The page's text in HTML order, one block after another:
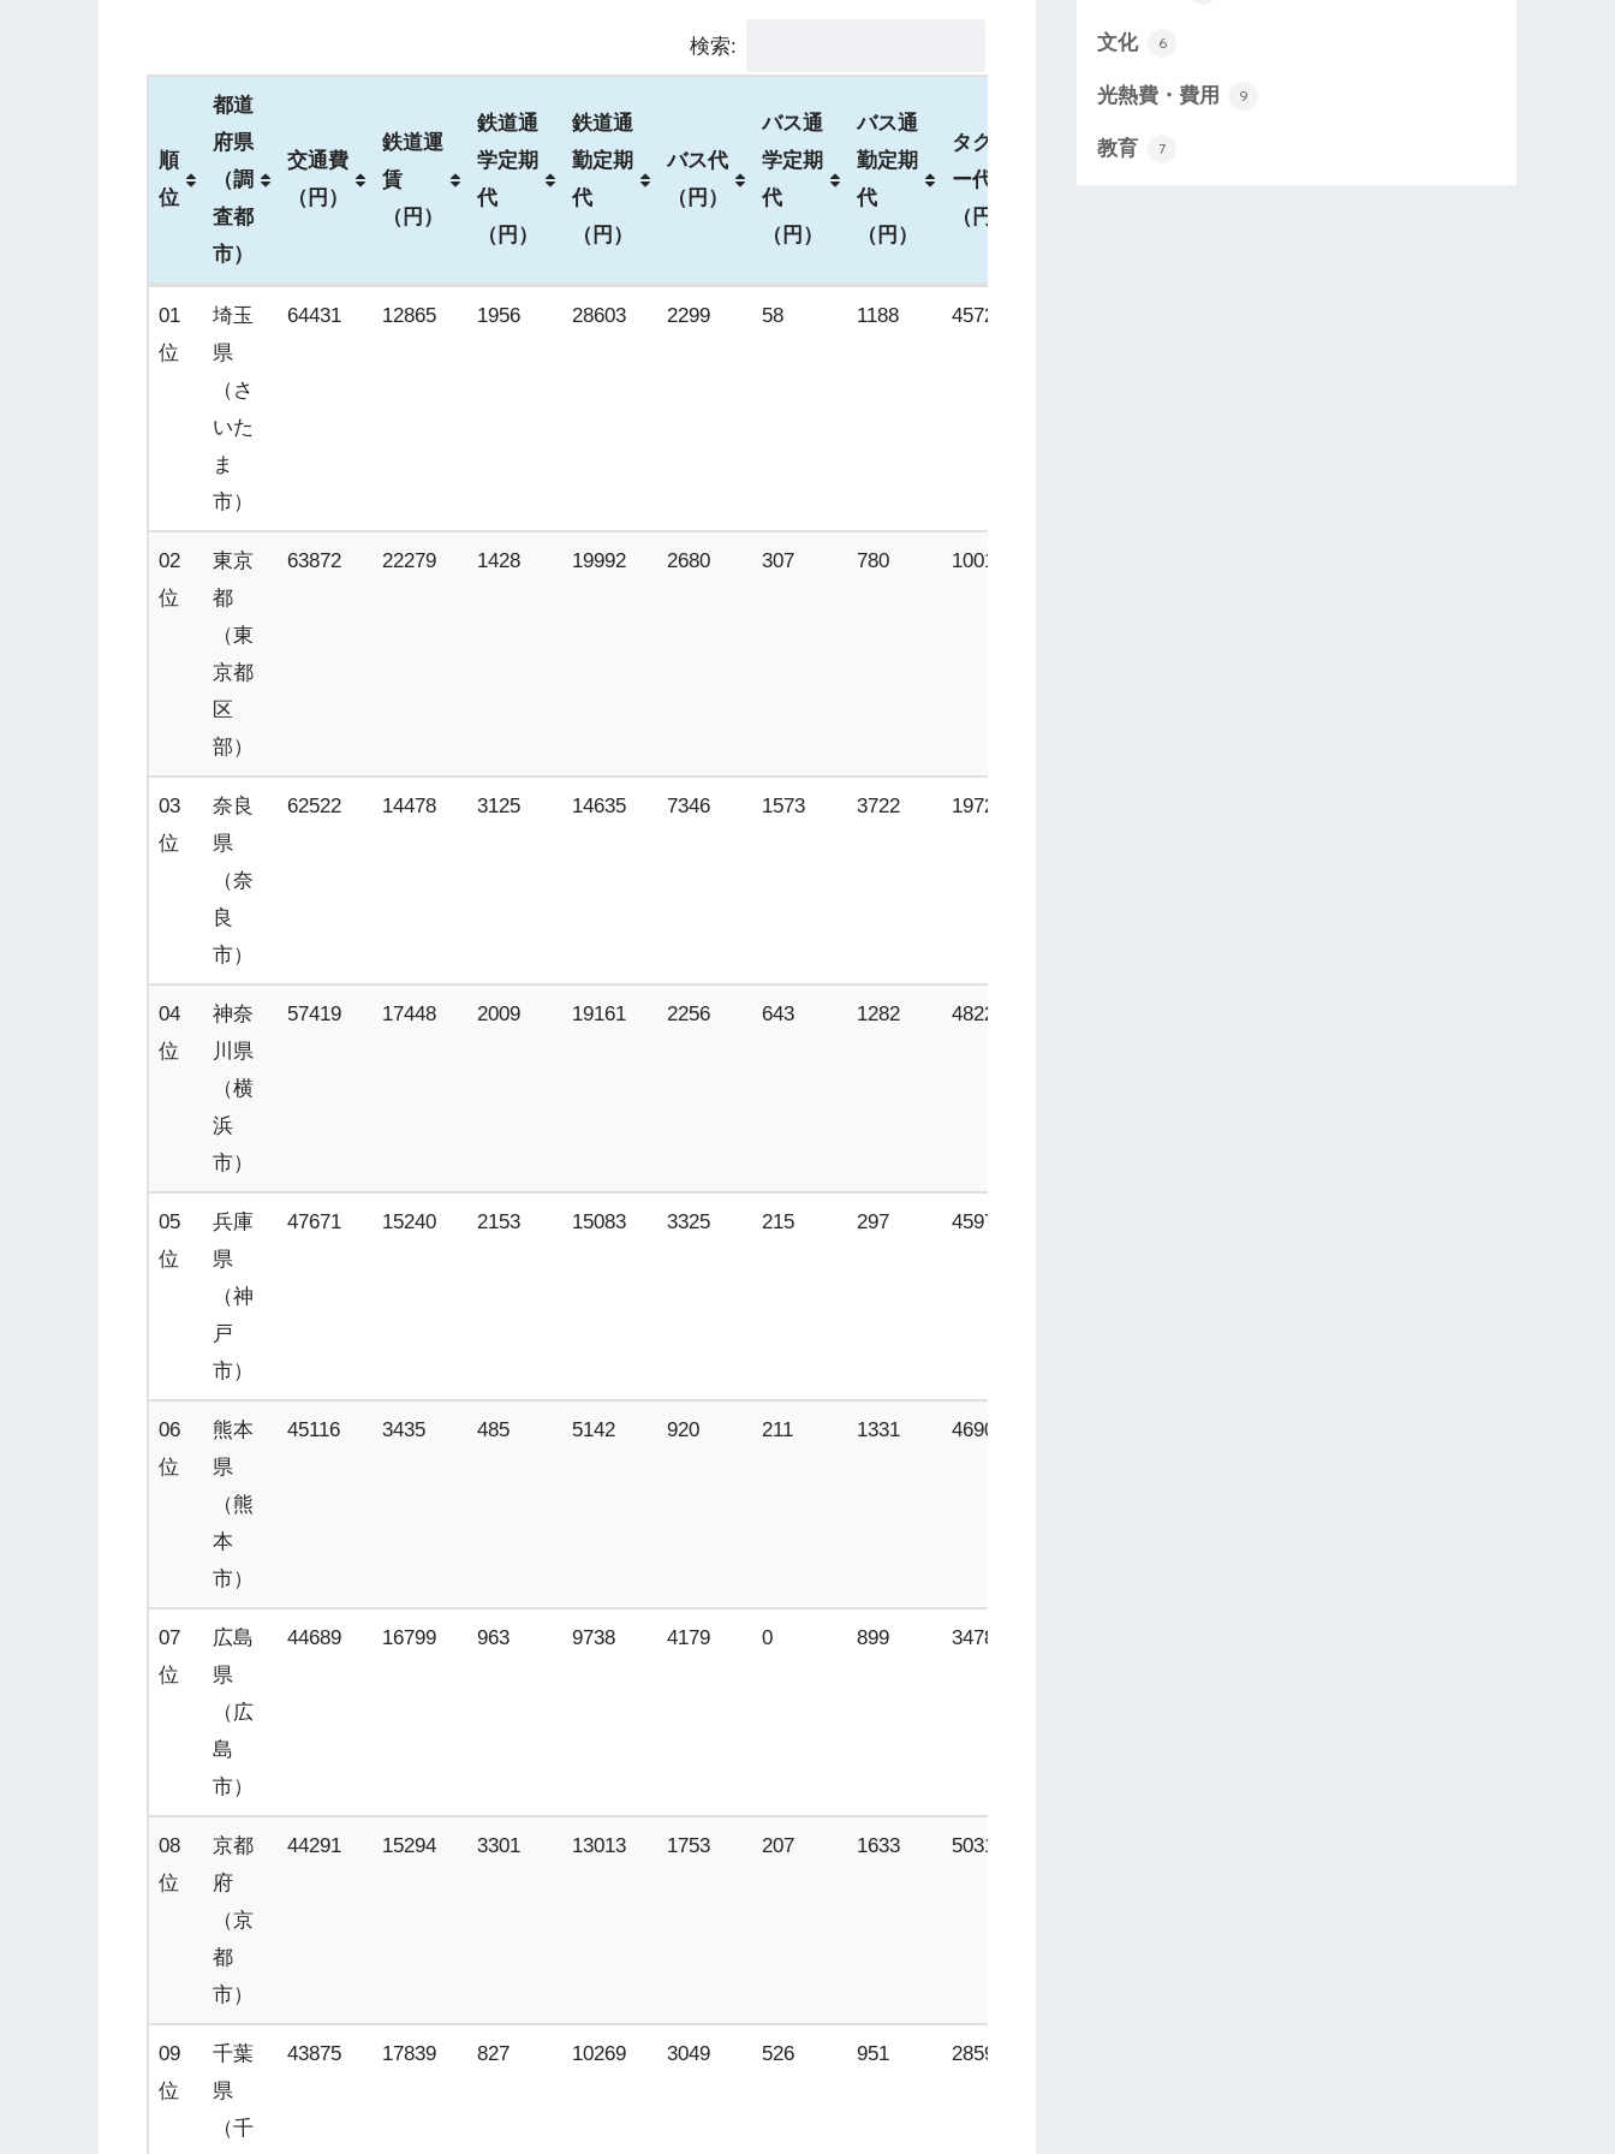
検索:
順
位
都道
府県
（調
査都
市）
交通費
（円）
鉄道運
賃
（円）
鉄道通
学定期
代
（円）
鉄道通
勤定期
代
（円）
バス代
（円）
バス通
学定期
代
（円）
バス通
勤定期
代
（円）
タクシ
ー代
（円）
航空運
有料道
順
位
都道
府県
（調
査都
市）
交通費
鉄道運
鉄道通
鉄道通
バス代
バス通
バス通
タクシ
01
位
埼玉
県
（さ
いた
ま
市）
64431 12865 1956 28603 2299 58 1188 4572
02
位
東京
都
（東
京都
区
部）
63872 22279 1428 19992 2680 307 780 10017
03
位
奈良
県
（奈
良
市）
62522 14478 3125 14635 7346 1573 3722 1972
04
位
神奈
川県
（横
浜
市）
57419 17448 2009 19161 2256 643 1282 4822
05
位
兵庫
県
（神
戸
市）
47671 15240 2153 15083 3325 215 297 4597
06
位
熊本
県
（熊
本
市）
45116 3435 485 5142 920 211 1331 4690
07
位
広島
県
（広
島
市）
44689 16799 963 9738 4179 0 899 3478
08
位
京都
府
（京
都
市）
44291 15294 3301 13013 1753 207 1633 5031
09
位
千葉
県
（千
43875 17839 827 10269 3049 526 951 2859
文化 6
光熱費・費用 9
教育 7